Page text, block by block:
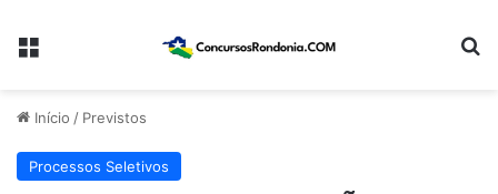
Menu
Início / Previstos
Processos Seletivos